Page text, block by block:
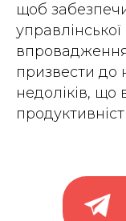
щоб
призвести до
недоліків,